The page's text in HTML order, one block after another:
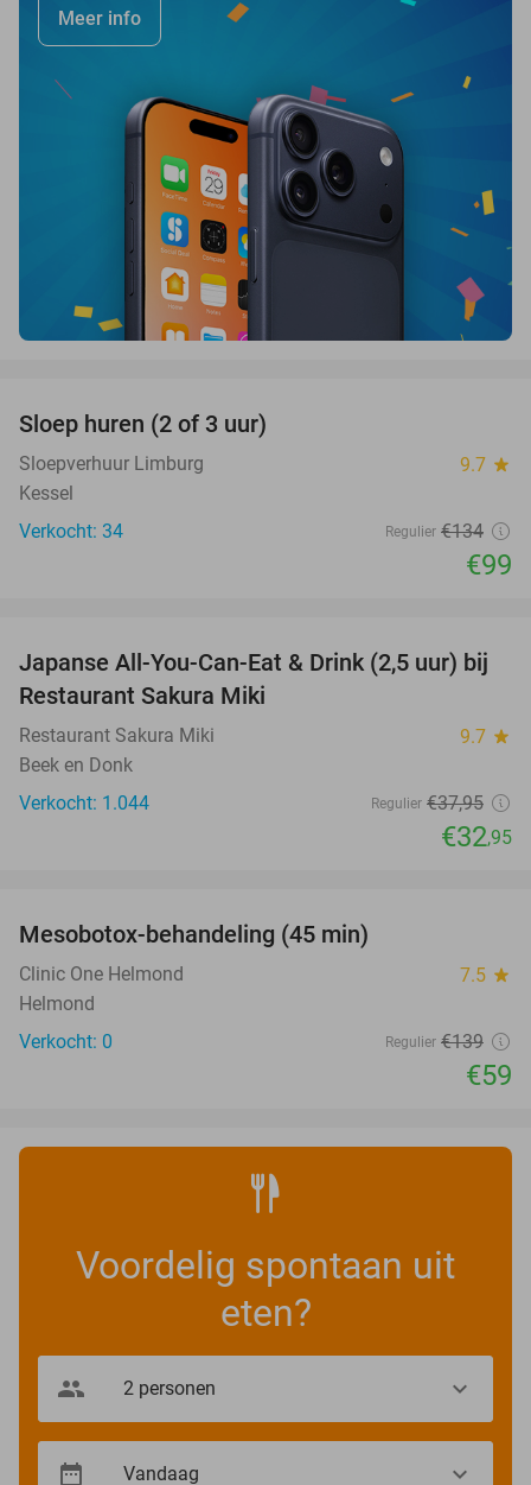
Meer info
Sloep huren (2 of 3 uur)
Sloepverhuur Limburg 9.7 star
Kessel
Verkocht: 34
Regulier €134
€99
13%
Japanse All-You-Can-Eat & Drink (2,5 uur) bij
Restaurant Sakura Miki
Restaurant Sakura Miki 9.7 star
Beek en Donk
Verkocht: 1.044
Regulier €37,95
€32,95
TODAY
Mesobotox-behandeling (45 min)
Clinic One Helmond 7.5 star
Helmond
Verkocht: 0
Regulier €139
€59
Voordelig spontaan uit
eten?